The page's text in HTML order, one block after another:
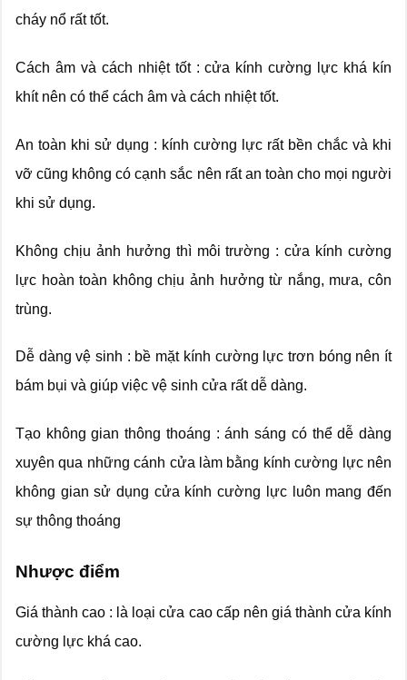
cháy nổ rất tốt.
Cách âm và cách nhiệt tốt : cửa kính cường lực khá kín
khít nên có thể cách âm và cách nhiệt tốt.
An toàn khi sử dụng : kính cường lực rất bền chắc và khi
vỡ cũng không có cạnh sắc nên rất an toàn cho mọi người
khi sử dụng.
Không chịu ảnh hưởng thì môi trường : cửa kính cường
lực hoàn toàn không chịu ảnh hưởng từ nắng, mưa, côn
trùng.
Dễ dàng vệ sinh : bề mặt kính cường lực trơn bóng nên ít
bám bụi và giúp việc vệ sinh cửa rất dễ dàng.
Tạo không gian thông thoáng : ánh sáng có thể dễ dàng
xuyên qua những cánh cửa làm bằng kính cường lực nên
không gian sử dụng cửa kính cường lực luôn mang đến
sự thông thoáng
Nhược điểm
Giá thành cao : là loại cửa cao cấp nên giá thành cửa kính
cường lực khá cao.